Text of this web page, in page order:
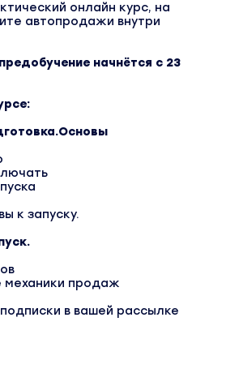
онлайн курс, на
автопродажи внутри
предобучение начнётся с 23
к запуску.
механики продаж
в вашей рассылке